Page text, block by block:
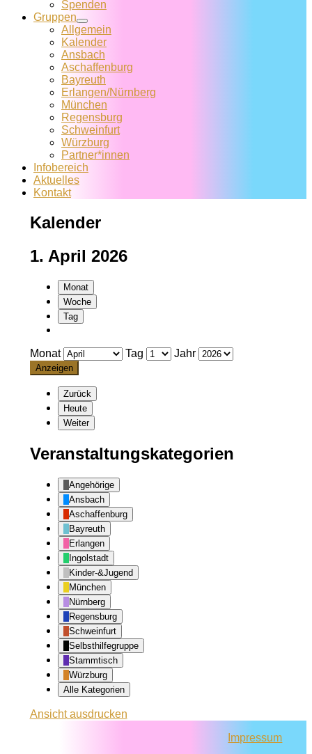
Spenden
Gruppen
Allgemein
Kalender
Ansbach
Aschaffenburg
Bayreuth
Erlangen/Nürnberg
München
Regensburg
Schweinfurt
Würzburg
Partner*innen
Infobereich
Aktuelles
Kontakt
Kalender
1. April 2026
Monat
Woche
Tag
Monat Tag Jahr
Zurück
Heute
Weiter
Veranstaltungskategorien
Angehörige
Ansbach
Aschaffenburg
Bayreuth
Erlangen
Ingolstadt
Kinder-&Jugend
München
Nürnberg
Regensburg
Schweinfurt
Selbsthilfegruppe
Stammtisch
Würzburg
Alle Kategorien
Ansichtausdrucken
Impressum